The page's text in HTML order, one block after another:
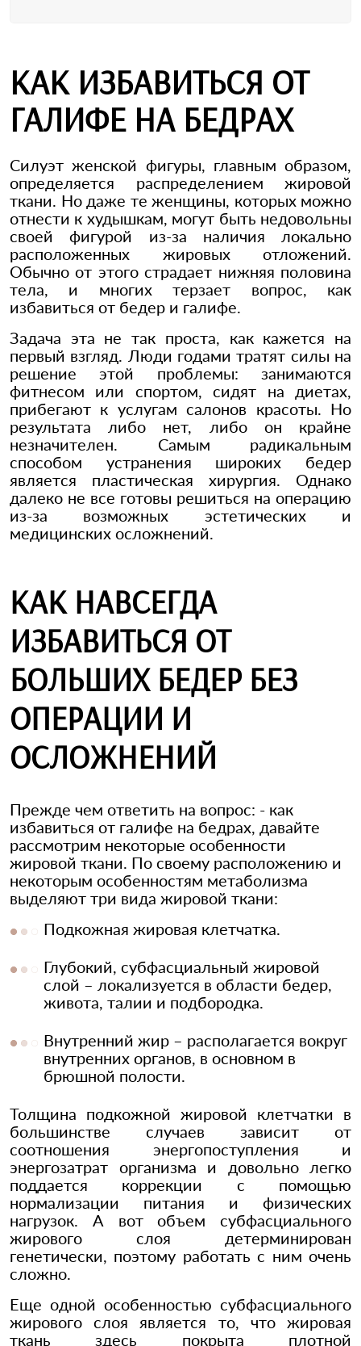
КАК ИЗБАВИТЬСЯ ОТ
ГАЛИФЕ НА БЕДРАХ
Силуэт женской фигуры, главным образом,
определяется распределением жировой
ткани. Но даже те женщины, которых можно
отнести к худышкам, могут быть недовольны
своей фигурой из-за наличия локально
расположенных жировых отложений.
Обычно от этого страдает нижняя половина
тела, и многих терзает вопрос, как
избавиться от бедер и галифе.
Задача эта не так проста, как кажется на
первый взгляд. Люди годами тратят силы на
решение этой проблемы: занимаются
фитнесом или спортом, сидят на диетах,
прибегают к услугам салонов красоты. Но
результата либо нет, либо он крайне
незначителен. Самым радикальным
способом устранения широких бедер
является пластическая хирургия. Однако
далеко не все готовы решиться на операцию
из-за возможных эстетических и
медицинских осложнений.
КАК НАВСЕГДА
ИЗБАВИТЬСЯ ОТ
БОЛЬШИХ БЕДЕР БЕЗ
ОПЕРАЦИИ И
ОСЛОЖНЕНИЙ
Прежде чем ответить на вопрос: - как
избавиться от галифе на бедрах, давайте
рассмотрим некоторые особенности
жировой ткани. По своему расположению и
некоторым особенностям метаболизма
выделяют три вида жировой ткани:
Подкожная жировая клетчатка.
Глубокий, субфасциальный жировой
слой – локализуется в области бедер,
живота, талии и подбородка.
Внутренний жир – располагается вокруг
внутренних органов, в основном в
брюшной полости.
Толщина подкожной жировой клетчатки в
большинстве случаев зависит от
соотношения энергопоступления и
энергозатрат организма и довольно легко
поддается коррекции с помощью
нормализации питания и физических
нагрузок. А вот объем субфасциального
жирового слоя детерминирован
генетически, поэтому работать с ним очень
сложно.
Еще одной особенностью субфасциального
жирового слоя является то, что жировая
ткань здесь покрыта плотной